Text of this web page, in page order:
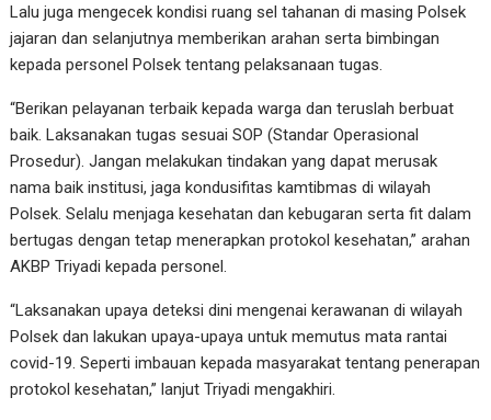
Lalu juga mengecek kondisi ruang sel tahanan di masing Polsek
jajaran dan selanjutnya memberikan arahan serta bimbingan
kepada personel Polsek tentang pelaksanaan tugas.
“Berikan pelayanan terbaik kepada warga dan teruslah berbuat
baik. Laksanakan tugas sesuai SOP (Standar Operasional
Prosedur). Jangan melakukan tindakan yang dapat merusak
nama baik institusi, jaga kondusifitas kamtibmas di wilayah
Polsek. Selalu menjaga kesehatan dan kebugaran serta fit dalam
bertugas dengan tetap menerapkan protokol kesehatan,” arahan
AKBP Triyadi kepada personel.
“Laksanakan upaya deteksi dini mengenai kerawanan di wilayah
Polsek dan lakukan upaya-upaya untuk memutus mata rantai
covid-19. Seperti imbauan kepada masyarakat tentang penerapan
protokol kesehatan,” lanjut Triyadi mengakhiri.